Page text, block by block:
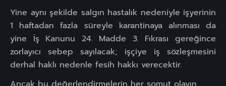
Yine aynı şekilde salgın hastalık nedeniyle işyerinin
1 haftadan fazla süreyle karantinaya alınması da
yine İş Kanunu 24. Madde 3. Fıkrası gereğince
zorlayıcı sebep sayılacak; işçiye iş sözleşmesini
derhal haklı nedenle fesih hakkı verecektir.